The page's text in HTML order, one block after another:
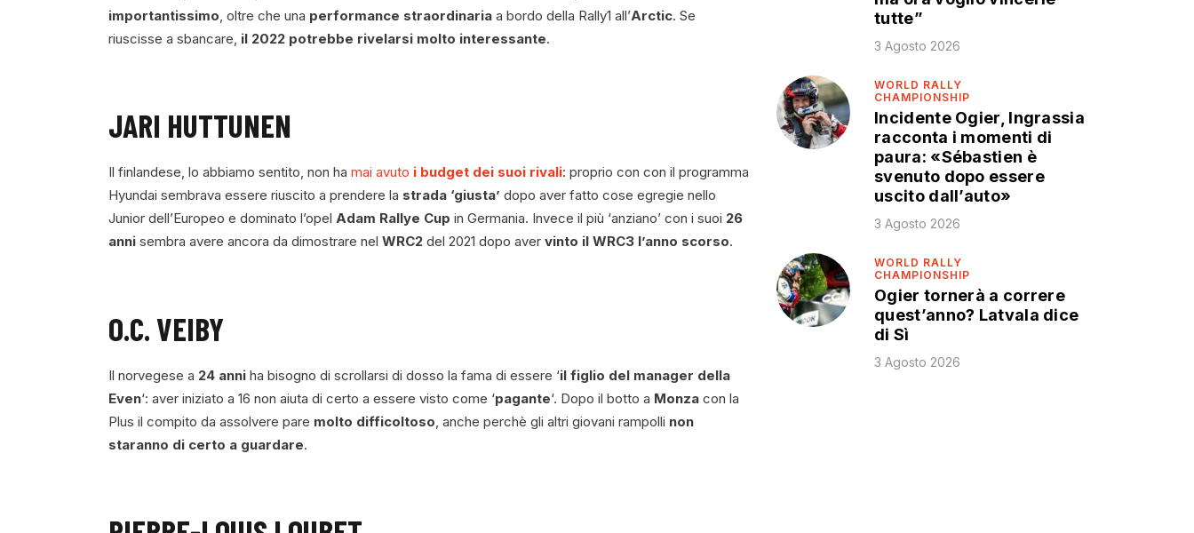
importantissimo, oltre che una performance straordinaria a bordo della Rally1 all’Arctic. Se
riuscisse a sbancare, il 2022 potrebbe rivelarsi molto interessante.
JARI HUTTUNEN
Il finlandese, lo abbiamo sentito, non ha mai avuto i budget dei suoi rivali: proprio con con il programma
Hyundai sembrava essere riuscito a prendere la strada ‘giusta’ dopo aver fatto cose egregie nello
Junior dell’Europeo e dominato l’opel Adam Rallye Cup in Germania. Invece il più ‘anziano’ con i suoi 26
anni sembra avere ancora da dimostrare nel WRC2 del 2021 dopo aver vinto il WRC3 l’anno scorso.
O.C. VEIBY
Il norvegese a 24 anni ha bisogno di scrollarsi di dosso la fama di essere ‘il figlio del manager della
Even‘: aver iniziato a 16 non aiuta di certo a essere visto come ‘pagante‘. Dopo il botto a Monza con la
Plus il compito da assolvere pare molto difficoltoso , anche perchè gli altri giovani rampolli non
staranno di certo a guardare.
tutte”
3 Agosto 2026
WORLD RALLY
CHAMPIONSHIP
Incidente Ogier, Ingrassia
racconta i momenti di
paura: «Sébastien è
svenuto dopo essere
uscito dall’auto»
3 Agosto 2026
WORLD RALLY
CHAMPIONSHIP
Ogier tornerà a correre
quest’anno? Latvala dice
di Sì
3 Agosto 2026